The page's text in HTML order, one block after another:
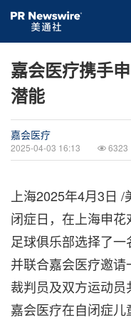
嘉会医疗携手
潜能
嘉会医疗
2025-04-03 16:13 6323
上海2025年4月3日 /
闭症日，在上海申
足球俱乐部选择了一
并联合嘉会医疗邀
裁判员及双方运动
嘉会医疗在自闭症